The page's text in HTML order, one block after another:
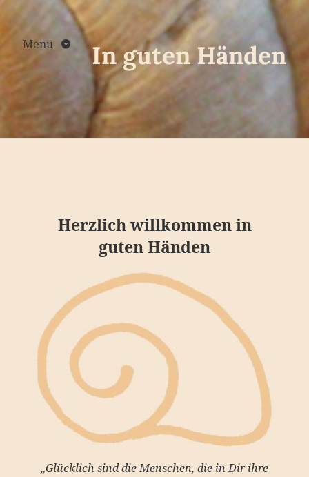
Skip
to
contentMenu In guten Händen
Herzlich willkommen in
guten Händen
„Glücklich sind die Menschen, die in Dir ihre